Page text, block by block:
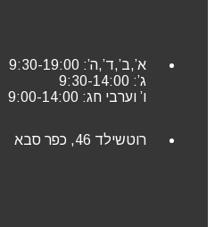
א’,ב’,ד’,ה’: 9:30-19:00
ג’: 9:30-14:00
ו’ וערבי חג: 9:00-14:00
רוטשילד 46, כפר סבא